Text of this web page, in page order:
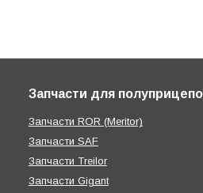
Запчасти для
Запчасти ROR (Meritor)
Запчасти SAF
Запчасти Treilor
Запчасти Gigant